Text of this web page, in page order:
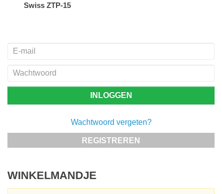
Swiss ZTP-15
Wachtwoord vergeten?
REGISTREREN
WINKELMANDJE